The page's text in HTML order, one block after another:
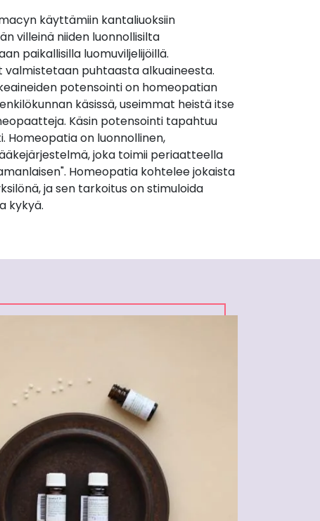
käyttämiin kantaliuoksiin
villeinä niiden luonnollisilta
paikallisilla luomuviljelijöillä.
puhtaasta alkuaineesta.
potensointi on homeopatian
käsissä, useimmat heistä itse
Käsin potensointi tapahtuu
Homeopatia on luonnollinen,
joka toimii periaatteella
Homeopatia kohtelee jokaista
ja sen tarkoitus on stimuloida
kykyä.